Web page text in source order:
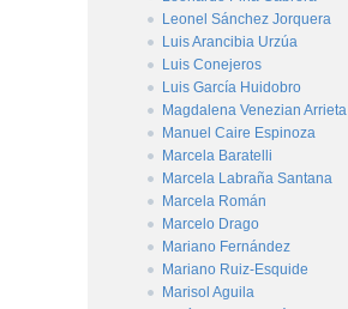
Leonel Sánchez Jorquera
Luis Arancibia Urzúa
Luis Conejeros
Luis García Huidobro
Magdalena Venezian Arrieta
Manuel Caire Espinoza
Marcela Baratelli
Marcela Labraña Santana
Marcela Román
Marcelo Drago
Mariano Fernández
Mariano Ruiz-Esquide
Marisol Aguila